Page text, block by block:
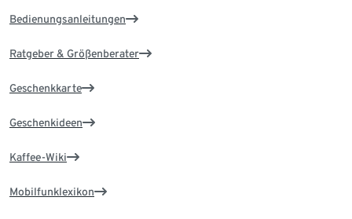
Bedienungsanleitungen
Ratgeber & Größenberater
Geschenkkarte
Geschenkideen
Kaffee-Wiki
Mobilfunklexikon